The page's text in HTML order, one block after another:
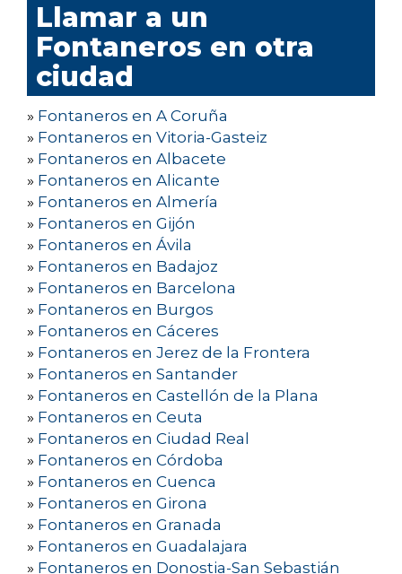
Llamar a un
Fontaneros en otra
ciudad
» Fontaneros en A Coruña
» Fontaneros en Vitoria-Gasteiz
» Fontaneros en Albacete
» Fontaneros en Alicante
» Fontaneros en Almería
» Fontaneros en Gijón
» Fontaneros en Ávila
» Fontaneros en Badajoz
» Fontaneros en Barcelona
» Fontaneros en Burgos
» Fontaneros en Cáceres
» Fontaneros en Jerez de la Frontera
» Fontaneros en Santander
» Fontaneros en Castellón de la Plana
» Fontaneros en Ceuta
» Fontaneros en Ciudad Real
» Fontaneros en Córdoba
» Fontaneros en Cuenca
» Fontaneros en Girona
» Fontaneros en Granada
» Fontaneros en Guadalajara
» Fontaneros en Donostia-San Sebastián